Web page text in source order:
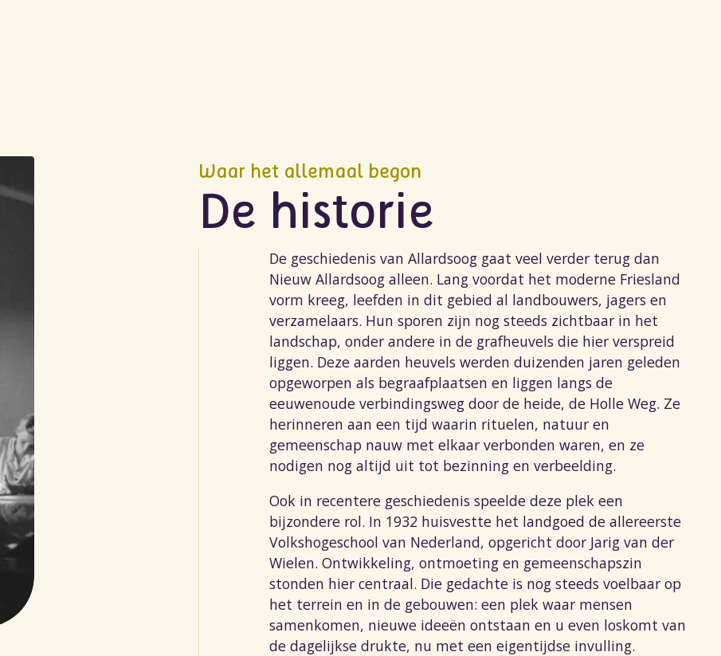
Waar het allemaal begon
De historie
De geschiedenis van Allardsoog gaat veel verder terug dan
Nieuw Allardsoog alleen. Lang voordat het moderne Friesland
vorm kreeg, leefden in dit gebied al landbouwers, jagers en
verzamelaars. Hun sporen zijn nog steeds zichtbaar in het
landschap, onder andere in de grafheuvels die hier verspreid
liggen. Deze aarden heuvels werden duizenden jaren geleden
opgeworpen als begraafplaatsen en liggen langs de
eeuwenoude verbindingsweg door de heide, de Holle Weg. Ze
herinneren aan een tijd waarin rituelen, natuur en
gemeenschap nauw met elkaar verbonden waren, en ze
nodigen nog altijd uit tot bezinning en verbeelding.
Ook in recentere geschiedenis speelde deze plek een
bijzondere rol. In 1932 huisvestte het landgoed de allereerste
Volkshogeschool van Nederland, opgericht door Jarig van der
Wielen. Ontwikkeling, ontmoeting en gemeenschapszin
stonden hier centraal. Die gedachte is nog steeds voelbaar op
het terrein en in de gebouwen: een plek waar mensen
samenkomen, nieuwe ideeën ontstaan en u even loskomt van
de dagelijkse drukte, nu met een eigentijdse invulling.